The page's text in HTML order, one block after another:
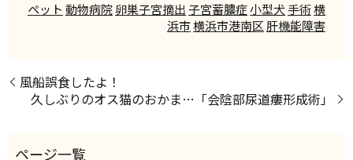
ペット 動物病院卵巣子宮摘出子宮蓄膿症小型犬手術横
浜市横浜市港南区肝機能障害
風船誤食したよ！
久しぶりのオス猫のおかま…「会陰部尿道瘻形成術」